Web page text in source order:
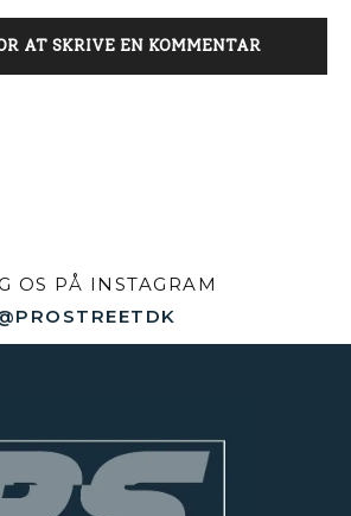
AT SKRIVE EN KOMMENTAR
OS PÅ INSTAGRAM